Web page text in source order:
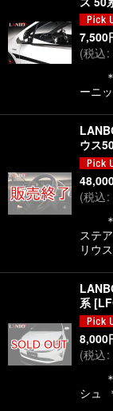
7,500
(税込:
＊
ーニ
ウス
(税込:
＊
ステ
リウ
系 [
8,000
(税込:
＊
シュ